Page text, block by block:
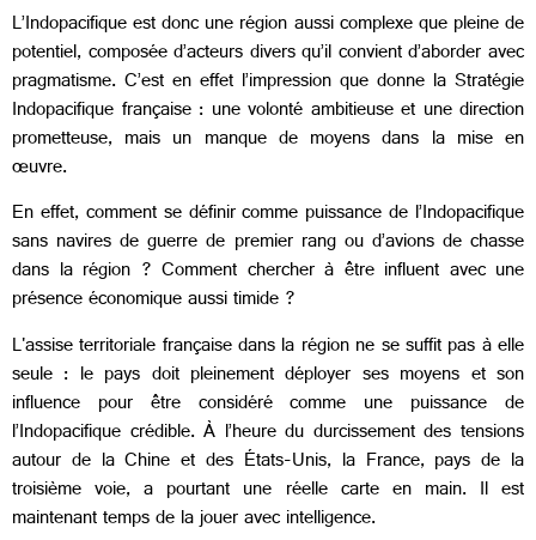
L’Indopacifique est donc une région aussi complexe que pleine de
potentiel, composée d’acteurs divers qu’il convient d’aborder avec
pragmatisme. C’est en effet l’impression que donne la Stratégie
Indopacifique française : une volonté ambitieuse et une direction
prometteuse, mais un manque de moyens dans la mise en
œuvre.
En effet, comment se définir comme puissance de l’Indopacifique
sans navires de guerre de premier rang ou d’avions de chasse
dans la région ? Comment chercher à être influent avec une
présence économique aussi timide ?
L'assise territoriale française dans la région ne se suffit pas à elle
seule : le pays doit pleinement déployer ses moyens et son
influence pour être considéré comme une puissance de
l’Indopacifique crédible. À l’heure du durcissement des tensions
autour de la Chine et des États-Unis, la France, pays de la
troisième voie, a pourtant une réelle carte en main. Il est
maintenant temps de la jouer avec intelligence.